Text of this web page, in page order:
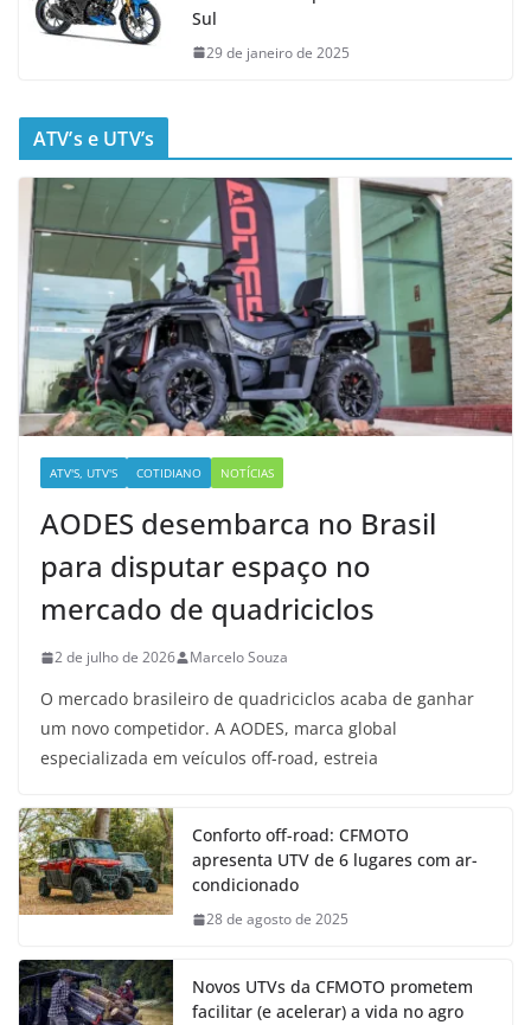
Sul
29 de janeiro de 2025
ATV’s e UTV’s
ATV'S, UTV'S COTIDIANO NOTÍCIAS
AODES desembarca no Brasil
para disputar espaço no
mercado de quadriciclos
2 de julho de 2026 Marcelo Souza
O mercado brasileiro de quadriciclos acaba de ganhar
um novo competidor. A AODES, marca global
especializada em veículos off-road, estreia
Conforto off-road: CFMOTO
apresenta UTV de 6 lugares com ar-
condicionado
28 de agosto de 2025
Novos UTVs da CFMOTO prometem
facilitar (e acelerar) a vida no agro